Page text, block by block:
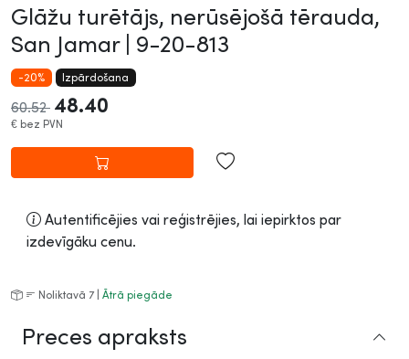
Glāžu turētājs, nerūsējošā tērauda,
San Jamar | 9-20-813
-20% Izpārdošana
60.52 48.40
€ bez PVN
Autentificējies vai reģistrējies, lai iepirktos par
izdevīgāku cenu.
Noliktavā 7 | Ātrā piegāde
Preces apraksts